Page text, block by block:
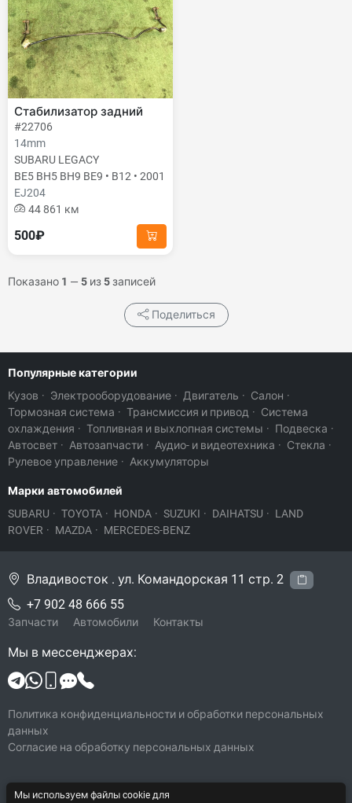
Стабилизатор задний
#22706
14mm
SUBARU LEGACY
BE5 BH5 BH9 BE9 • B12 • 2001
EJ204
44 861 км
500₽
Показано 1 — 5 из5записей
Поделиться
Популярные категории
Кузов · Электрооборудование · Двигатель · Салон ·
Тормозная система · Трансмиссия и привод · Система
охлаждения · Топливная и выхлопная системы · Подвеска ·
Автосвет · Автозапчасти · Аудио- и видеотехника · Стекла ·
Рулевое управление · Аккумуляторы
Марки автомобилей
SUBARU · TOYOTA · HONDA · SUZUKI · DAIHATSU · LAND
ROVER · MAZDA · MERCEDES-BENZ
© 2026 Legacy-VL
Владивосток . ул. Командорская 11 стр. 2
+7 902 48 666 55
Запчасти Автомобили Контакты
Мы в мессенджерах:
Политика конфиденциальности и обработки персональных
данных
Согласие на обработку персональных данных
Мы используем файлы cookie для